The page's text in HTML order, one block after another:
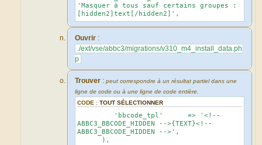
'Masquer à tous sauf certains groupes :
[hidden2]text[/hidden2]',
Ouvrir :
./ext/vse/abbc3/migrations/v310_m4_install_data.ph
p
Trouver :peut correspondre à un résultat partiel dans une
ligne de code ou à une ligne de code entière.
CODE :TOUT SÉLECTIONNER
'bbcode_tpl' => '<!--
ABBC3_BBCODE_HIDDEN -->{TEXT}<!--
ABBC3_BBCODE_HIDDEN -->',
),